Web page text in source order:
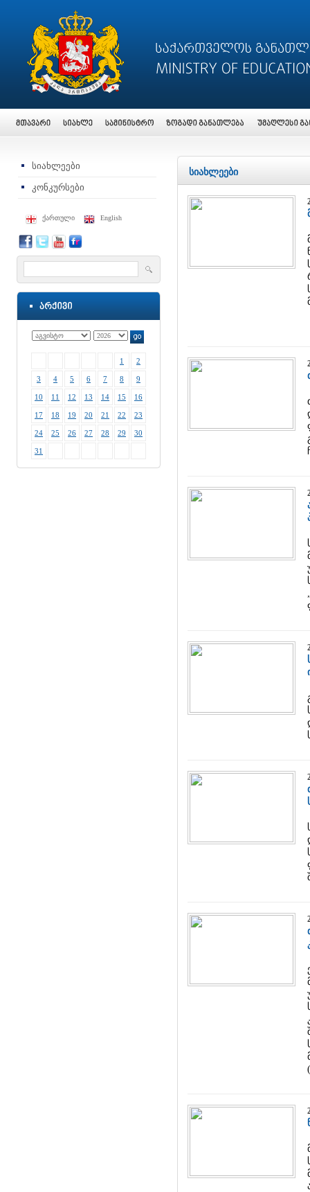
სიახლეები
კონკურსები
ქართული English
1 2
3 4 5 6 7 8 9
10 11 12 13 14 15 16
17 18 19 20 21 22 23
24 25 26 27 28 29 30
31
სიახლეები